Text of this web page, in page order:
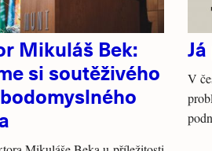
Mikuláš Bek:
si soutěživého
V